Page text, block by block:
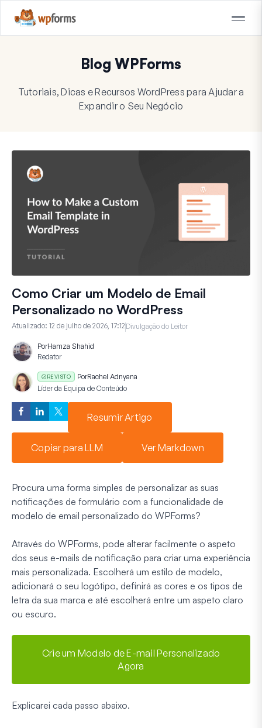
Blog WPForms
Tutoriais, Dicas e Recursos WordPress para Ajudar a
Expandir o Seu Negócio
Como Criar um Modelo de Email
Personalizado no WordPress
Atualizado: 12 de julho de 2026, 17:12 Divulgação do Leitor
PorHamza Shahid
Redator
REVISTO PorRachel Adnyana
Líder da Equipa de Conteúdo
Resumir Artigo
Copiar para LLM Ver Markdown
Procura uma forma simples de personalizar as suas
notificações de formulário com a funcionalidade de
modelo de email personalizado do WPForms?
Através do WPForms, pode alterar facilmente o aspeto
dos seus e-mails de notificação para criar uma experiência
mais personalizada. Escolherá um estilo de modelo,
adicionará o seu logótipo, definirá as cores e os tipos de
letra da sua marca e até escolherá entre um aspeto claro
ou escuro.
Crie um Modelo de E-mail Personalizado
Agora
Explicarei cada passo abaixo.